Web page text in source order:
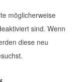
möglicherweise
sind. Wenn
diese neu